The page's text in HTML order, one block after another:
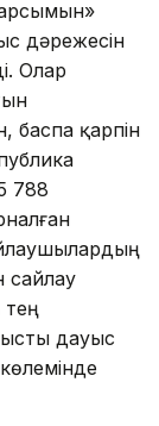
дәрежесін
Олар
баспа қарпін
788
сайлау
тең
дауыс